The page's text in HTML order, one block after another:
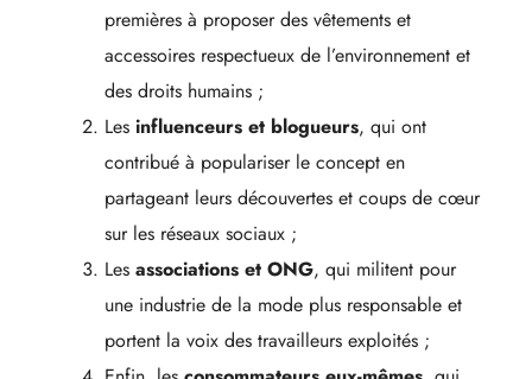
premières à proposer des vêtements et
accessoires respectueux de l’environnement et
des droits humains ;
Les influenceurs et blogueurs, qui ont
contribué à populariser le concept en
partageant leurs découvertes et coups de cœur
sur les réseaux sociaux ;
Les associations et ONG, qui militent pour
une industrie de la mode plus responsable et
portent la voix des travailleurs exploités ;